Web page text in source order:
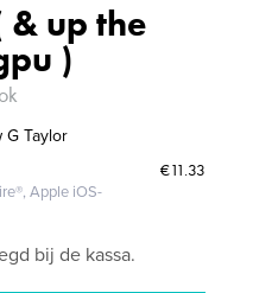
& up the
)
G Taylor
€11.33
Apple iOS-
bij de kassa.